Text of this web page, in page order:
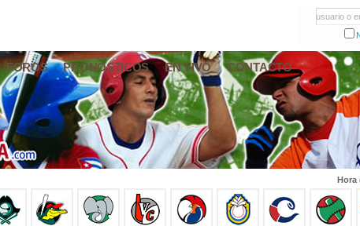
usuario o
FOROS PRONÓSTICOS EN VIVO CONTACTO
Hora